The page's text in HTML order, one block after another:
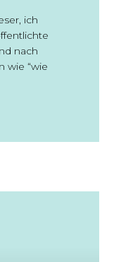
ich
nach
wie “wie